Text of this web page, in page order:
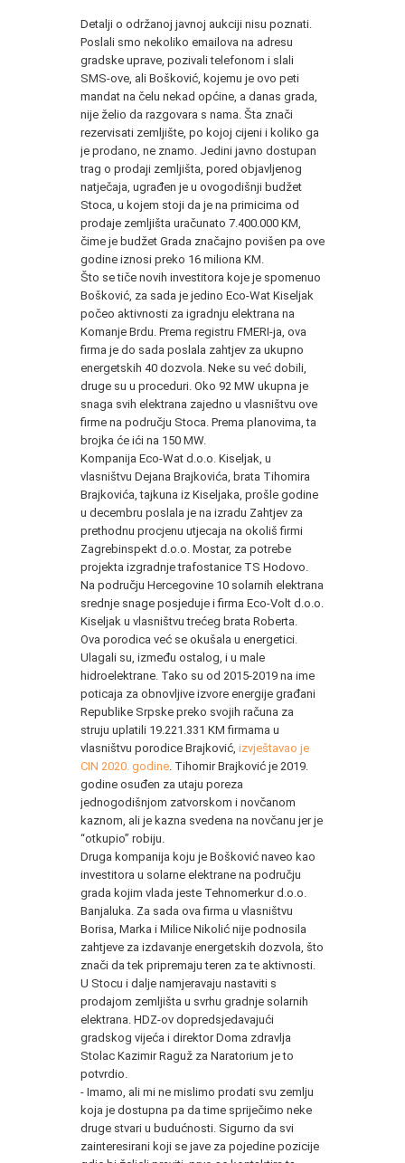
Detalji o održanoj javnoj aukciji nisu poznati.
Poslali smo nekoliko emailova na adresu
gradske uprave, pozivali telefonom i slali
SMS-ove, ali Bošković, kojemu je ovo peti
mandat na čelu nekad općine, a danas grada,
nije želio da razgovara s nama. Šta znači
rezervisati zemljište, po kojoj cijeni i koliko ga
je prodano, ne znamo. Jedini javno dostupan
trag o prodaji zemljišta, pored objavljenog
natječaja, ugrađen je u ovogodišnji budžet
Stoca, u kojem stoji da je na primicima od
prodaje zemljišta uračunato 7.400.000 KM,
čime je budžet Grada značajno povišen pa ove
godine iznosi preko 16 miliona KM.
Što se tiče novih investitora koje je spomenuo
Bošković, za sada je jedino Eco-Wat Kiseljak
počeo aktivnosti za igradnju elektrana na
Komanje Brdu. Prema registru FMERI-ja, ova
firma je do sada poslala zahtjev za ukupno
energetskih 40 dozvola. Neke su već dobili,
druge su u proceduri. Oko 92 MW ukupna je
snaga svih elektrana zajedno u vlasništvu ove
firme na području Stoca. Prema planovima, ta
brojka će ići na 150 MW.
Kompanija Eco-Wat d.o.o. Kiseljak, u
vlasništvu Dejana Brajkovića, brata Tihomira
Brajkovića, tajkuna iz Kiseljaka, prošle godine
u decembru poslala je na izradu Zahtjev za
prethodnu procjenu utjecaja na okoliš firmi
Zagrebinspekt d.o.o. Mostar, za potrebe
projekta izgradnje trafostanice TS Hodovo.
Na području Hercegovine 10 solarnih elektrana
srednje snage posjeduje i firma Eco-Volt d.o.o.
Kiseljak u vlasništvu trećeg brata Roberta.
Ova porodica već se okušala u energetici.
Ulagali su, između ostalog, i u male
hidroelektrane. Tako su od 2015-2019 na ime
poticaja za obnovljive izvore energije građani
Republike Srpske preko svojih računa za
struju uplatili 19.221.331 KM firmama u
vlasništvu porodice Brajković, izvještavao je
CIN 2020. godine. Tihomir Brajković je 2019.
godine osuđen za utaju poreza
jednogodišnjom zatvorskom i novčanom
kaznom, ali je kazna svedena na novčanu jer je
“otkupio” robiju.
Druga kompanija koju je Bošković naveo kao
investitora u solarne elektrane na području
grada kojim vlada jeste Tehnomerkur d.o.o.
Banjaluka. Za sada ova firma u vlasništvu
Borisa, Marka i Milice Nikolić nije podnosila
zahtjeve za izdavanje energetskih dozvola, što
znači da tek pripremaju teren za te aktivnosti.
U Stocu i dalje namjeravaju nastaviti s
prodajom zemljišta u svrhu gradnje solarnih
elektrana. HDZ-ov dopredsjedavajući
gradskog vijeća i direktor Doma zdravlja
Stolac Kazimir Raguž za Naratorium je to
potvrdio.
- Imamo, ali mi ne mislimo prodati svu zemlju
koja je dostupna pa da time spriječimo neke
druge stvari u budućnosti. Sigurno da svi
zainteresirani koji se jave za pojedine pozicije